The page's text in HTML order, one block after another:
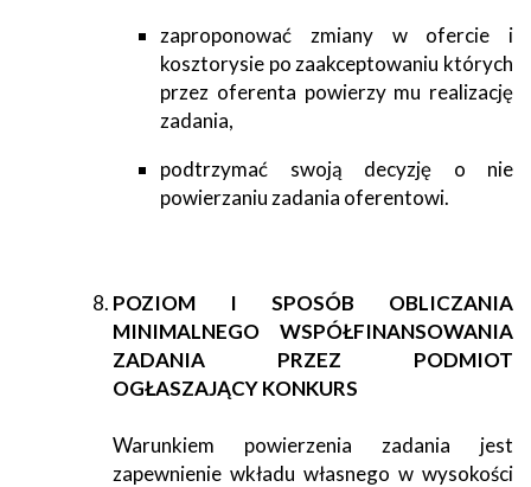
zaproponować zmiany w ofercie i
kosztorysie po zaakceptowaniu których
przez oferenta powierzy mu realizację
zadania,
podtrzymać swoją decyzję o nie
powierzaniu zadania oferentowi.
POZIOM I SPOSÓB OBLICZANIA
MINIMALNEGO WSPÓŁFINANSOWANIA
ZADANIA PRZEZ PODMIOT
OGŁASZAJĄCY KONKURS
Warunkiem powierzenia zadania jest
zapewnienie wkładu własnego w wysokości